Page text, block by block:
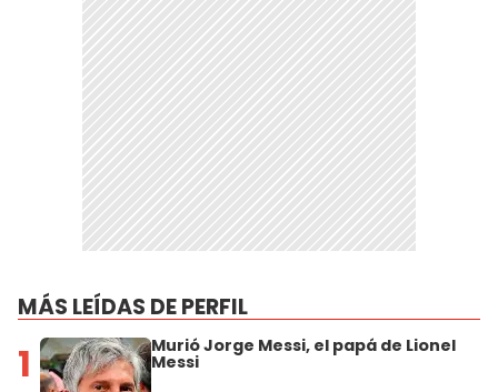
MÁS LEÍDAS DE PERFIL
1 Murió Jorge Messi, el papá de Lionel
Messi